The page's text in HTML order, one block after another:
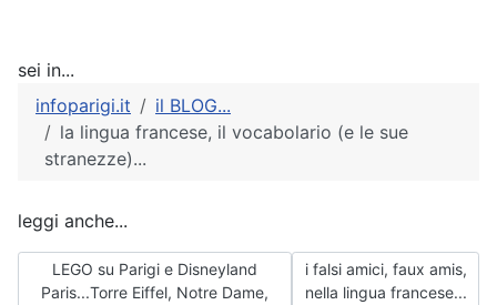
sei in...
infoparigi.it
il BLOG...
la lingua francese, il vocabolario (e le sue
stranezze)...
leggi anche...
Articolo precedente: LEGO su Parigi e Disneyland
LEGO su Parigi e Disneyland
Paris...Torre Eiffel, Notre Dame,
Articolo successivo: i falsi
i falsi amici, faux amis,
nella lingua francese...